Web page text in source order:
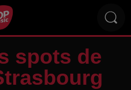
spots de